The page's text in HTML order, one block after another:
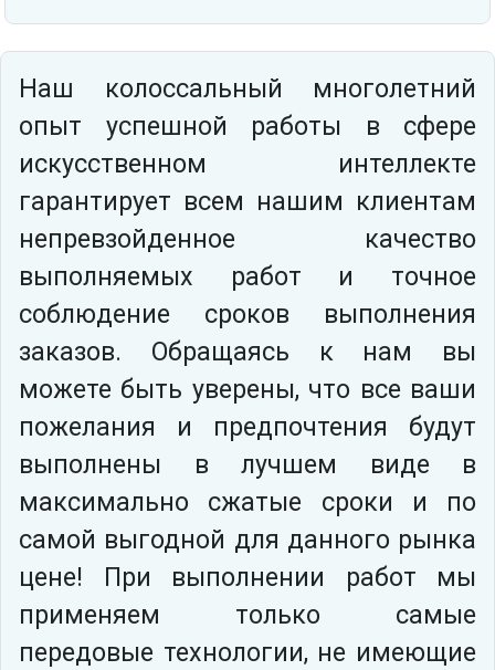
Наш колоссальный многолетний
опыт успешной работы в сфере
искусственном интеллекте
гарантирует всем нашим клиентам
непревзойденное качество
выполняемых работ и точное
соблюдение сроков выполнения
заказов. Обращаясь к нам вы
можете быть уверены, что все ваши
пожелания и предпочтения будут
выполнены в лучшем виде в
максимально сжатые сроки и по
самой выгодной для данного рынка
цене! При выполнении работ мы
применяем только самые
передовые технологии, не имеющие